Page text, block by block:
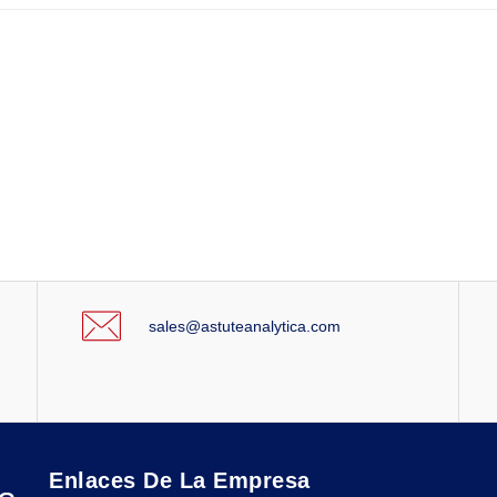
sales@astuteanalytica.com
Enlaces De La Empresa